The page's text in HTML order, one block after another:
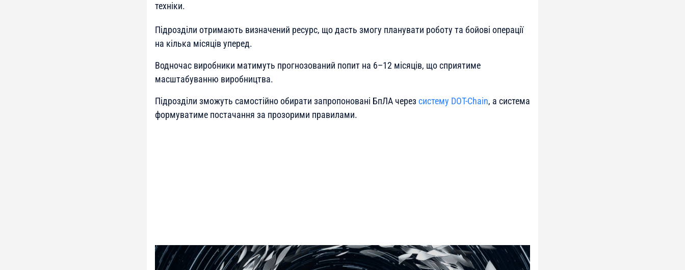
техніки.
Підрозділи отримають визначений ресурс, що дасть змогу планувати роботу та бойові операції
на кілька місяців уперед.
Водночас виробники матимуть прогнозований попит на 6–12 місяців, що сприятиме
масштабуванню виробництва.
Підрозділи зможуть самостійно обирати запропоновані БпЛА черезсистему DOT-Chain, а система
формуватиме постачання за прозорими правилами.